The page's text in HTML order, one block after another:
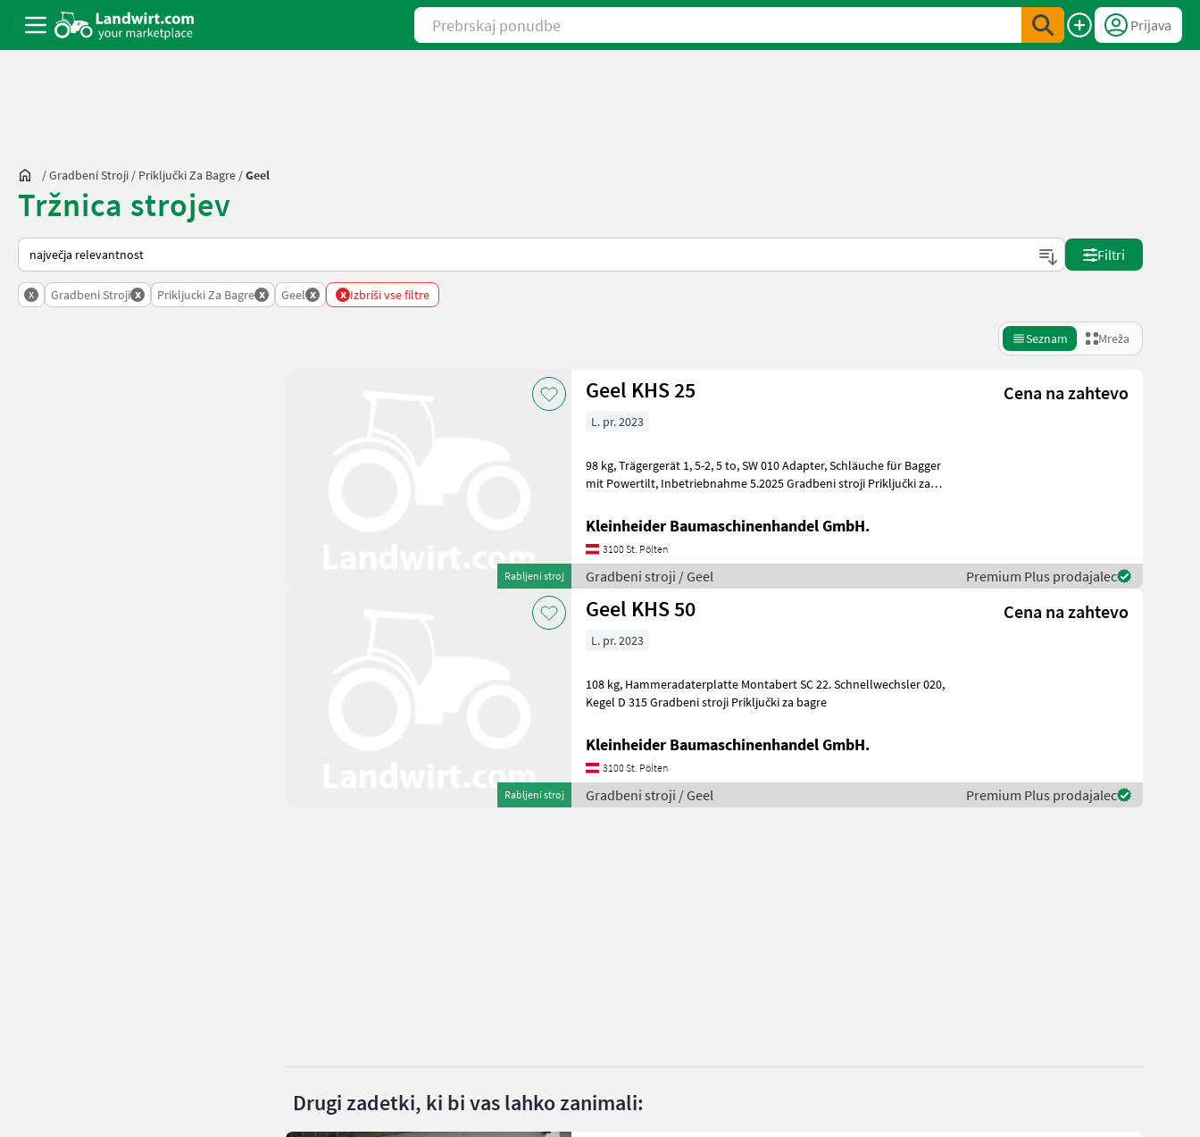
Prebrskaj ponudbe
Prijava
/Gradbeni Stroji / Priključki Za Bagre /Geel
Tržnica strojev
Tako je razvrščeno na Landwirt.com
Filtri
x Gradbeni Stroji x Prikljucki Za Bagre x Geel x x Izbriši vse filtre
Seznam Mreža
Rabljeni stroj
Geel KHS 25 Cena na zahtevo
L. pr. 2023
98 kg, Trägergerät 1, 5-2, 5 to, SW 010 Adapter, Schläuche für Bagger
mit Powertilt, Inbetriebnahme 5.2025 Gradbeni stroji Priključki za
Kleinheider Baumaschinenhandel GmbH.
3100 St. Pölten
Gradbeni stroji / Geel Premium Plus prodajalec
Rabljeni stroj
Geel KHS 50 Cena na zahtevo
L. pr. 2023
108 kg, Hammeradaterplatte Montabert SC 22. Schnellwechsler 020,
Kegel D 315 Gradbeni stroji Priključki za bagre
Kleinheider Baumaschinenhandel GmbH.
3100 St. Pölten
Gradbeni stroji / Geel Premium Plus prodajalec
Drugi zadetki, ki bi vas lahko zanimali: